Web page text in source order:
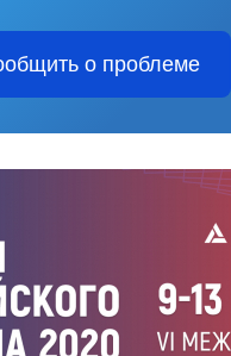
о проблеме